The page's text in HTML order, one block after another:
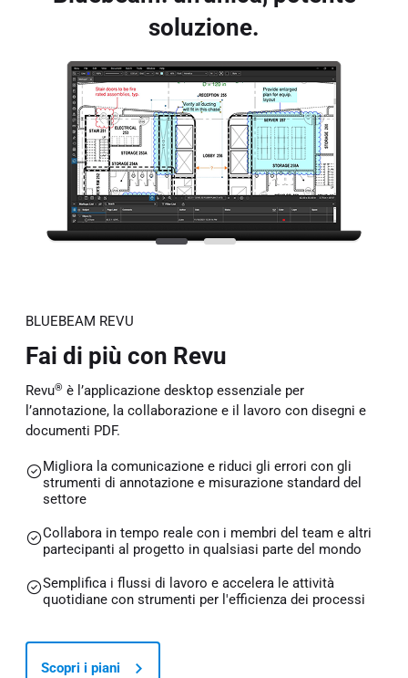
soluzione.
BLUEBEAM REVU
Fai di più con Revu
Revu® è l’applicazione desktop essenziale per
l’annotazione, la collaborazione e il lavoro con disegni e
documenti PDF.
Migliora la comunicazione e riduci gli errori con gli
strumenti di annotazione e misurazione standard del
settore
Collabora in tempo reale con i membri del team e altri
partecipanti al progetto in qualsiasi parte del mondo
Semplifica i flussi di lavoro e accelera le attività
quotidiane con strumenti per l'efficienza dei processi
Scopri i piani